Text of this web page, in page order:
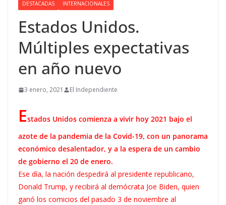
DESTACADAS INTERNACIONALES
Estados Unidos.
Múltiples expectativas
en año nuevo
3 enero, 2021 El Independiente
Estados Unidos comienza a vivir hoy 2021 bajo el
azote de la pandemia de la Covid-19, con un panorama
económico desalentador, y a la espera de un cambio
de gobierno el 20 de enero.
Ese día, la nación despedirá al presidente republicano,
Donald Trump, y recibirá al demócrata Joe Biden, quien
ganó los comicios del pasado 3 de noviembre al